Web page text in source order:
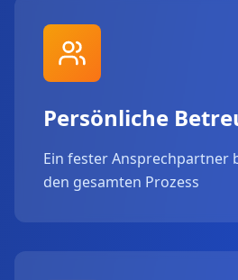
Persönliche
Ein fester Ansprechpartner
den gesamten Prozess